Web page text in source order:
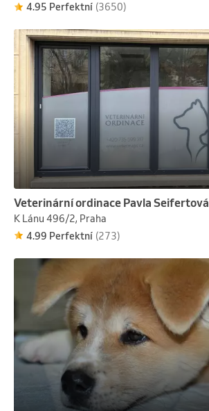
4.95 Perfektní (3650)
Veterinární ordinace Pavla Seifertová
K Lánu 496/2, Praha
4.99 Perfektní (273)